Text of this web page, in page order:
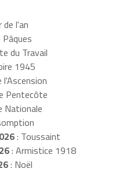
de l'an
Pâques
du Travail
1945
l'Ascension
Pentecôte
Nationale
: Toussaint
: Armistice 1918
: Noël